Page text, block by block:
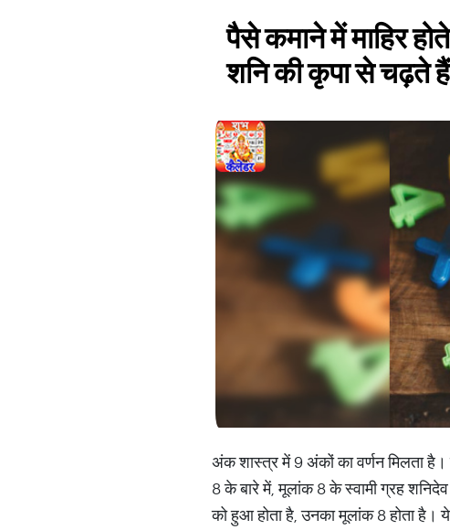
पैसे कमाने में माहिर
शनि की कृपा से चढ़ते हैं
अंक शास्त्र में 9 अंकों का वर्णन मिलता है।
8 के बारे में, मूलांक 8 के स्वामी ग्रह
को हुआ होता है, उनका मूलांक 8 होता है। ये